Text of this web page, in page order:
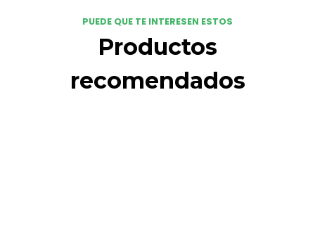
PUEDE QUE TE INTERESEN ESTOS
Productos
recomendados